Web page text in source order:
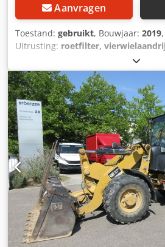
Aanvragen
Toestand: gebruikt, Bouwjaar: 2019
Uitrusting: roetfilter,
Caterpillar D6 LGP rupsdozer met
een betrouwbare en robuuste
aan. De machine verkeert in zeer
optische staat en is direct inzetbaar.
* Model: Caterpillar D6 LGP *
Onderstel: goed onderhouden,
krachtig en efficiënt * Gewicht: ca.
uitrusting) Uitrusting: * Brede LGP-
bodemdruk * Comfortabele cabine
airconditioning * Joystickbesturing
werken * Hydraulisch systeem
Regelmatig onderhouden Staat: De
en is altijd zorgvuldig behandeld.
technische gebreken. Ideaal
dijkbouw, terreinprofilering en